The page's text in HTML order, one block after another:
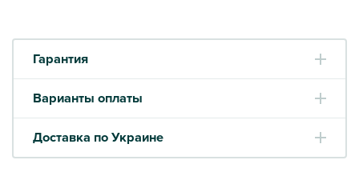
Гарантия
Варианты оплаты
Доставка по Украине